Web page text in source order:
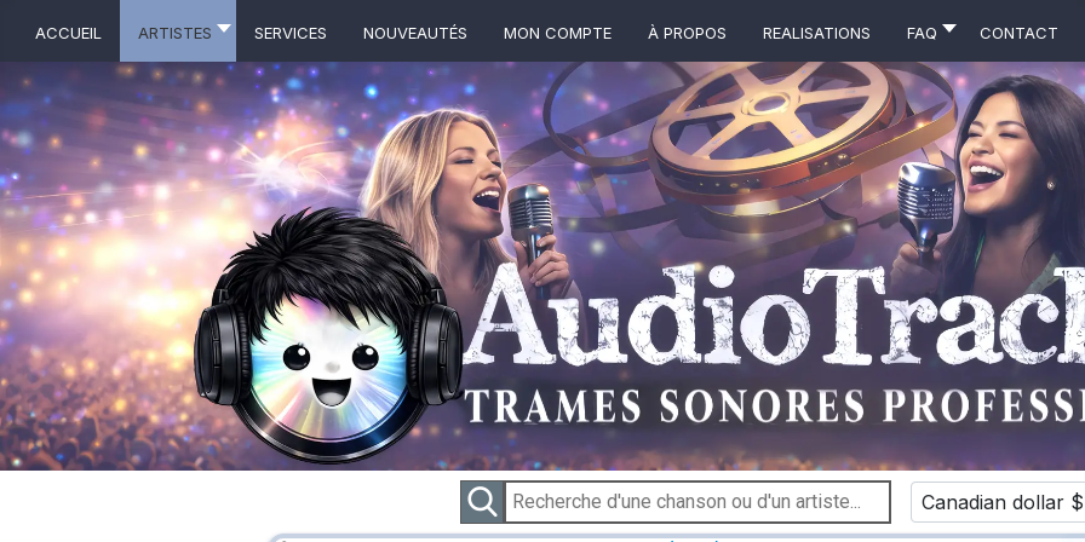
ACCUEIL ARTISTES Services NOUVEAUTÉS MON COMPTE À propos Realisations FAQ Contact
Canadian dollar $